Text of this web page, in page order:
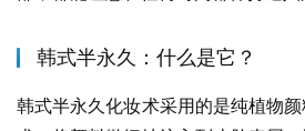
韩式半永久：什么是它？
韩式半永久化妆术采用的是纯植物